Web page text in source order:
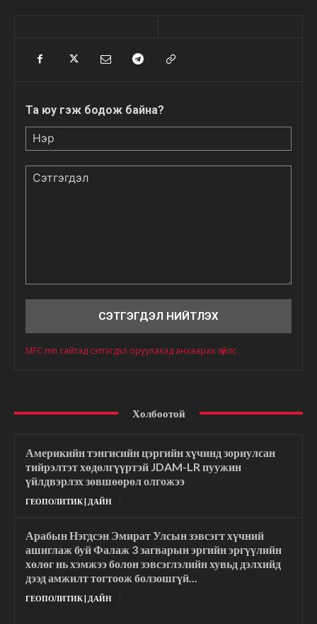
Та юу гэж бодож байна?
MFC.mn сайтад сэтгэгдэл оруулахад анхаарах зүйлс
Холбоотой
Америкийн тэнгисийн цэргийн хүчинд зориулсан
тийрэлтэт хөдөлгүүртэй JDAM-LR пуужин
үйлдвэрлэх зөвшөөрөл олгожээ
ГЕОПОЛИТИК | ДАЙН
Арабын Нэгдсэн Эмират Улсын зэвсэгт хүчний
ашиглаж буй Фалаж 3 загварын эргийн эргүүлийн
хөлөг нь хэмжээ болон зэвсэглэлийн хувьд дэлхийд
дээд амжилт тогтоож болзошгүй...
ГЕОПОЛИТИК | ДАЙН